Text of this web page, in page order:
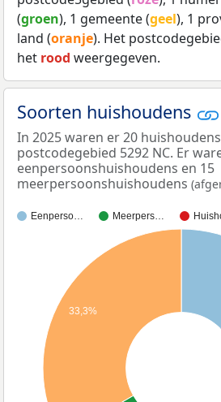
(groen), 1 gemeente (geel), 1
land (oranje). Het
het rood weergegeven.
Soorten huishoudens
In 2025 waren er 20
postcodegebied 5292 NC. Er
eenpersoonshuishoudens en 15
meerpersoonshuishoudens
Eenperso… Meerpers…
33,3%